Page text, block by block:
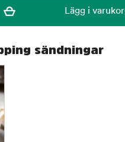
sändningar